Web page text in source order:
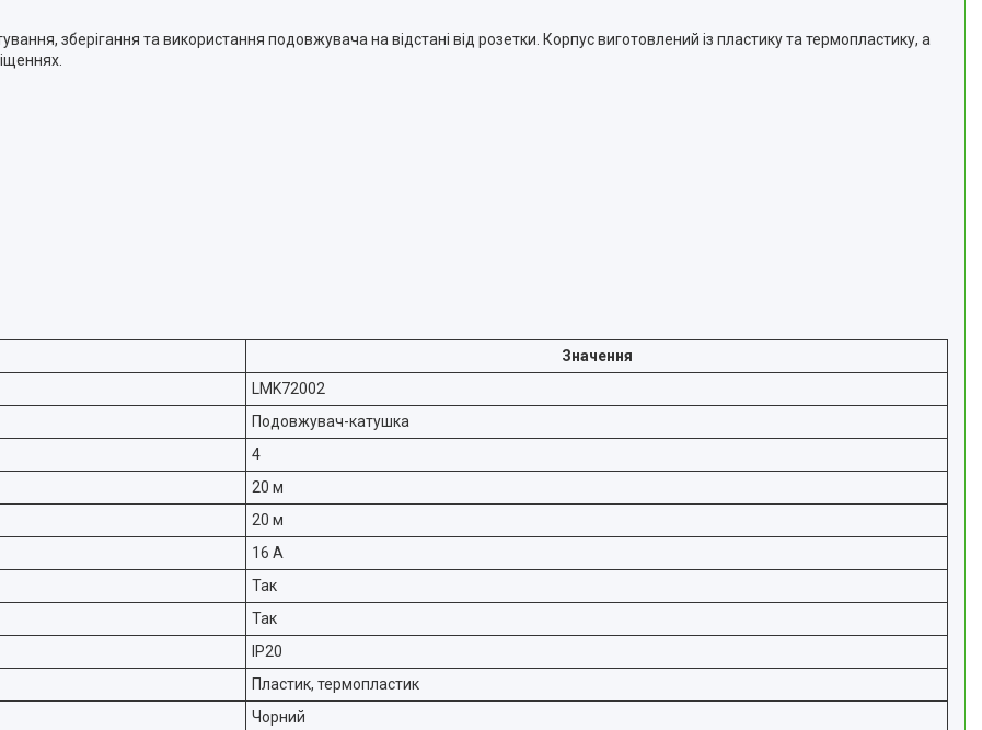
зберігання та використання подовжувача на відстані від розетки. Корпус виготовлений із пластику та термопластику, а
Значення
LMK72002
Подовжувач-катушка
4
20 м
20 м
16 А
Так
Так
IP20
Пластик, термопластик
Чорний